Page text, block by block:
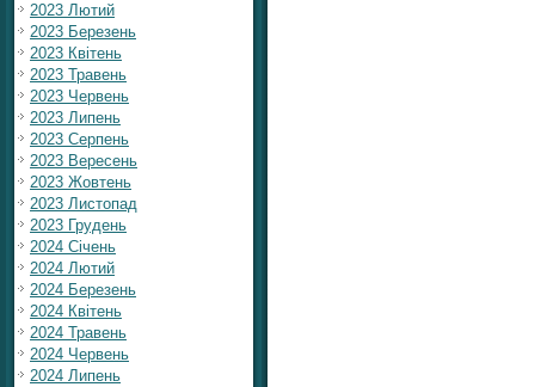
2023 Лютий
2023 Березень
2023 Квітень
2023 Травень
2023 Червень
2023 Липень
2023 Серпень
2023 Вересень
2023 Жовтень
2023 Листопад
2023 Грудень
2024 Січень
2024 Лютий
2024 Березень
2024 Квітень
2024 Травень
2024 Червень
2024 Липень